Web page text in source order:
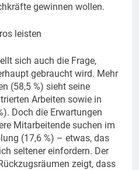
gewinnen wollen.
leisten
sich auch die Frage,
gebraucht wird. Mehr
(58,5 %) sieht seine
Arbeiten sowie in
Doch die Erwartungen
Mitarbeitende suchen im
(17,6 %) – etwas, das
seltener einfordern. Der
zeigt, dass